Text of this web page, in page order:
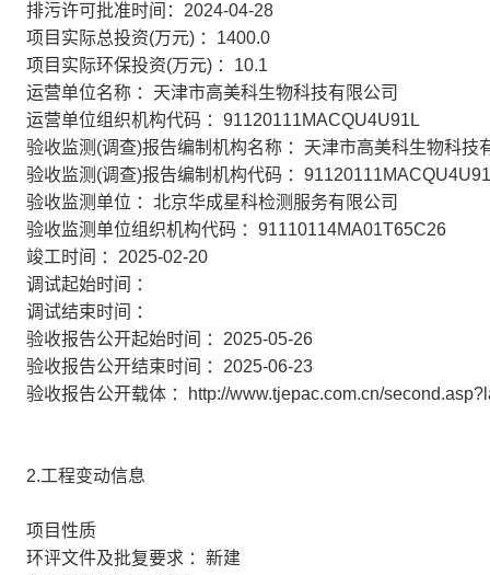
排污许可批准时间：2024-04-28
项目实际总投资(万元) ：1400.0
项目实际环保投资(万元) ：10.1
运营单位名称 ：天津市高美科生物科技有限公司
运营单位组织机构代码 ：91120111MACQU4U91L
验收监测(调查)报告编制机构名称 ：天津市高美科生物科技
验收监测(调查)报告编制机构代码 ：
验收监测单位 ：北京华成星科检测服务有限公司
验收监测单位组织机构代码 ：91110114MA01T65C26
竣工时间 ：2025-02-20
调试起始时间 ：
调试结束时间 ：
验收报告公开起始时间 ：2025-05-26
验收报告公开结束时间 ：2025-06-23
验收报告公开载体 ：http://www.tjepac.com.cn/
2.工程变动信息
项目性质
环评文件及批复要求 ：新建